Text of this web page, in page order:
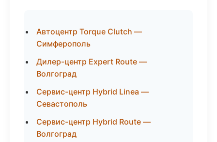
Автоцентр Torque Clutch —
Симферополь
Дилер-центр Expert Route —
Волгоград
Сервис-центр Hybrid Linea —
Севастополь
Сервис-центр Hybrid Route —
Волгоград